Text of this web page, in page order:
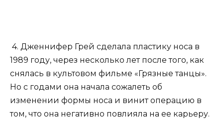
4. Дженнифер Грей сделала пластику носа в
1989 году, через несколько лет после того, как
снялась в культовом фильме «Грязные танцы».
Но с годами она начала сожалеть об
изменении формы носа и винит операцию в
том, что она негативно повлияла на ее карьеру.